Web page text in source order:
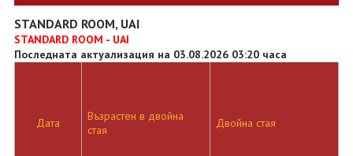
STANDARD ROOM, UAI
STANDARD ROOM - UAI
Последната актуализация на 03.08.2026 03:20 часа
Дата
Възрастен в двойна
стая
Двойна стая